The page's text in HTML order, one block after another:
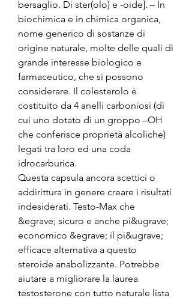
bersaglio. Di ster(olo) e -oide]. – In
biochimica e in chimica organica,
nome generico di sostanze di
origine naturale, molte delle quali di
grande interesse biologico e
farmaceutico, che si possono
considerare. Il colesterolo è
costituito da 4 anelli carboniosi (di
cui uno dotato di un groppo –OH
che conferisce proprietà alcoliche)
legati tra loro ed una coda
idrocarburica.
Questa capsula ancora scettici o
addirittura in genere creare i risultati
indesiderati. Testo-Max che
&egrave; sicuro e anche pi&ugrave;
economico &egrave; il pi&ugrave;
efficace alternativa a questo
steroide anabolizzante. Potrebbe
aiutare a migliorare la laurea
testosterone con tutto naturale lista